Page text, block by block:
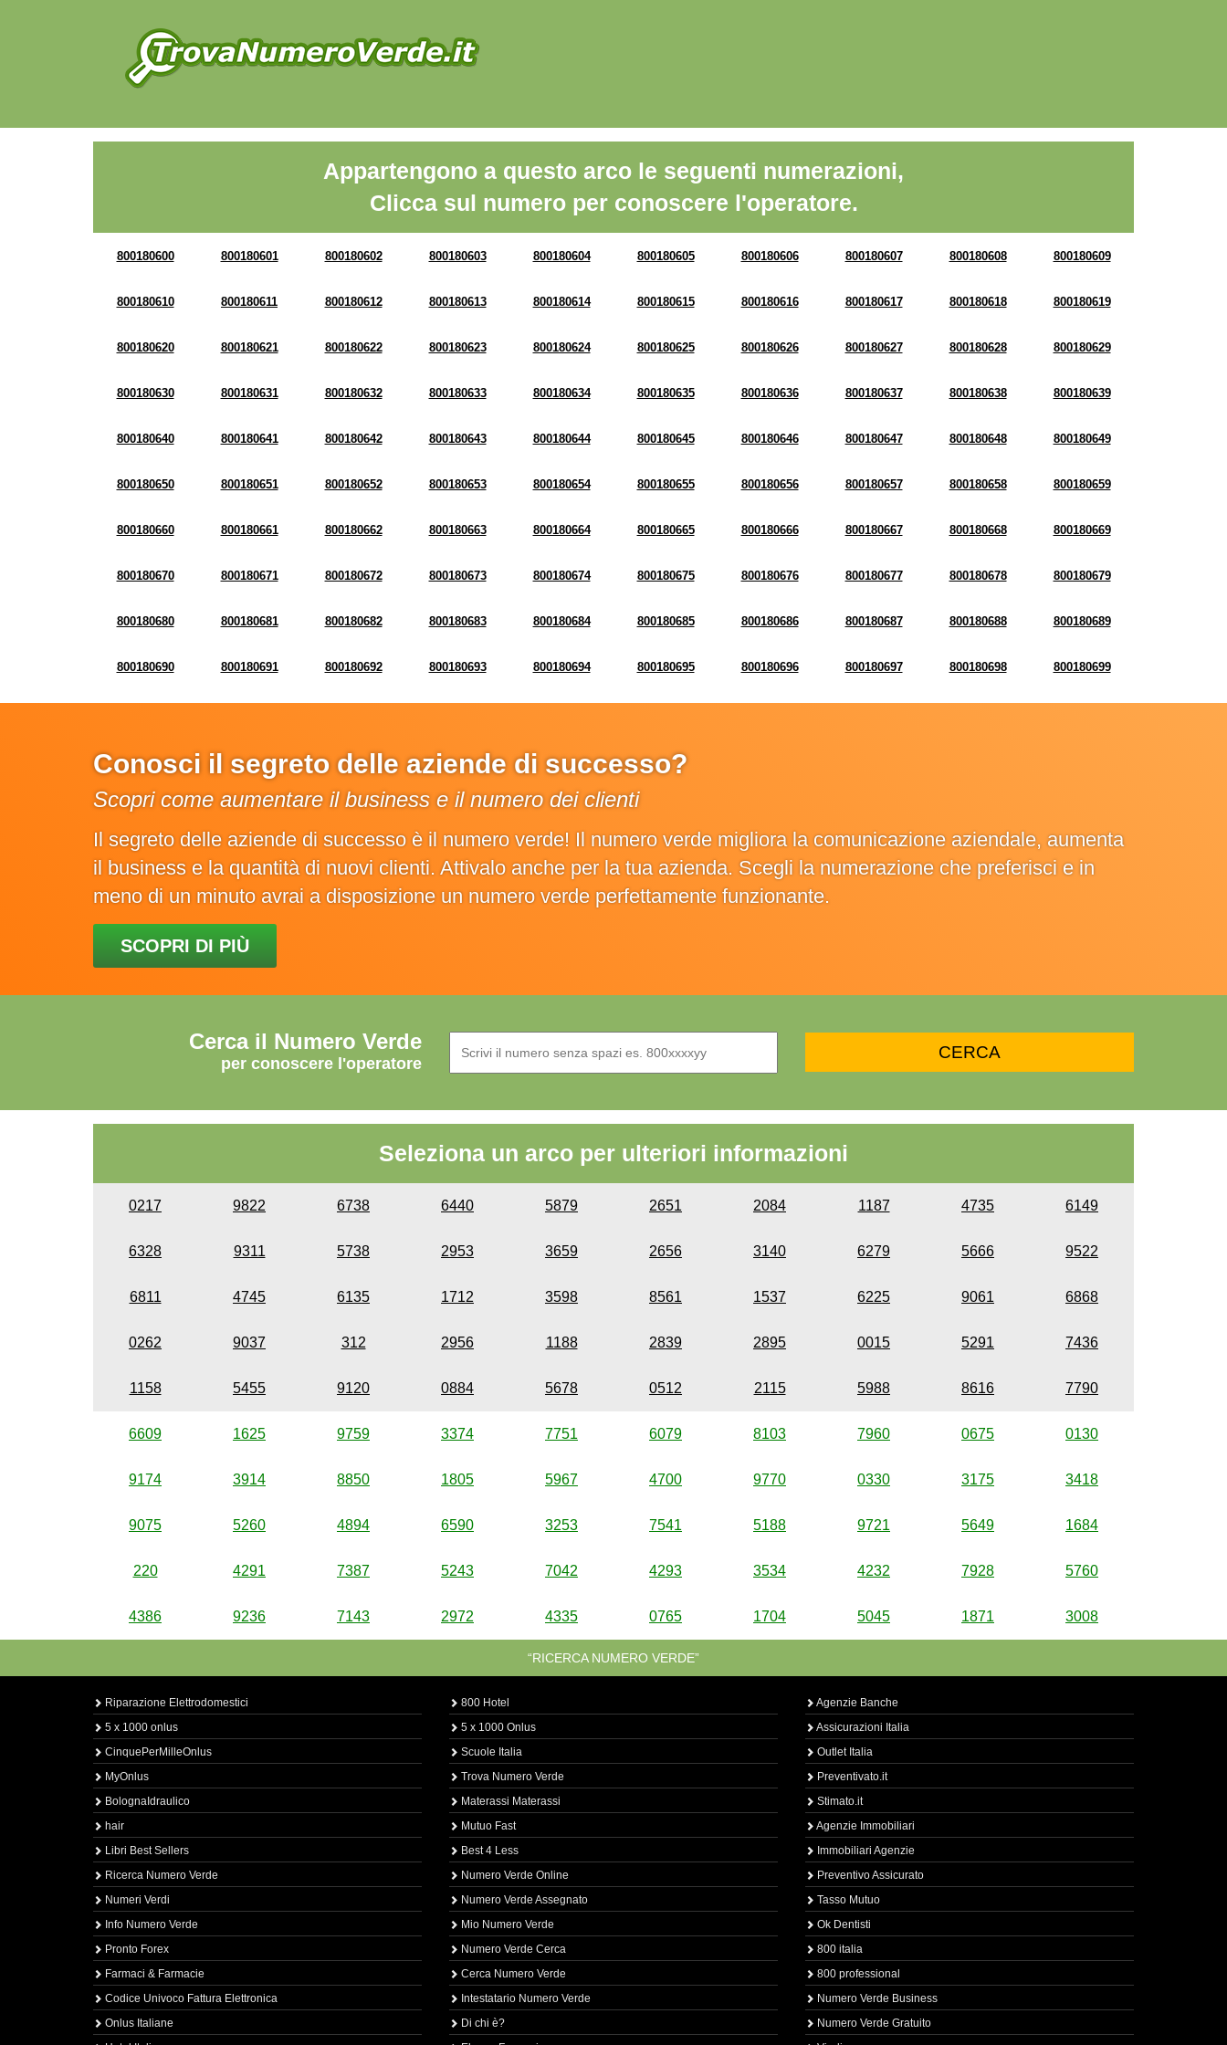
Appartengono a questo arco le seguenti numerazioni,
Clicca sul numero per conoscere l'operatore.
800180600 800180601 800180602 800180603 800180604 800180605 800180606 800180607 800180608 800180609
800180610 800180611 800180612 800180613 800180614 800180615 800180616 800180617 800180618 800180619
800180620 800180621 800180622 800180623 800180624 800180625 800180626 800180627 800180628 800180629
800180630 800180631 800180632 800180633 800180634 800180635 800180636 800180637 800180638 800180639
800180640 800180641 800180642 800180643 800180644 800180645 800180646 800180647 800180648 800180649
800180650 800180651 800180652 800180653 800180654 800180655 800180656 800180657 800180658 800180659
800180660 800180661 800180662 800180663 800180664 800180665 800180666 800180667 800180668 800180669
800180670 800180671 800180672 800180673 800180674 800180675 800180676 800180677 800180678 800180679
800180680 800180681 800180682 800180683 800180684 800180685 800180686 800180687 800180688 800180689
800180690 800180691 800180692 800180693 800180694 800180695 800180696 800180697 800180698 800180699
Conosci il segreto delle aziende di successo?
Scopri come aumentare il business e il numero dei clienti
Il segreto delle aziende di successo è il numero verde! Il numero verde migliora la comunicazione aziendale, aumenta
il business e la quantità di nuovi clienti. Attivalo anche per la tua azienda. Scegli la numerazione che preferisci e in
meno di un minuto avrai a disposizione un numero verde perfettamente funzionante.
SCOPRI DI PIÙ
Cerca il Numero Verde
per conoscere l'operatore
Seleziona un arco per ulteriori informazioni
0217 9822 6738 6440 5879 2651 2084 1187 4735 6149
6328 9311 5738 2953 3659 2656 3140 6279 5666 9522
6811 4745 6135 1712 3598 8561 1537 6225 9061 6868
0262 9037 312 2956 1188 2839 2895 0015 5291 7436
1158 5455 9120 0884 5678 0512 2115 5988 8616 7790
6609 1625 9759 3374 7751 6079 8103 7960 0675 0130
9174 3914 8850 1805 5967 4700 9770 0330 3175 3418
9075 5260 4894 6590 3253 7541 5188 9721 5649 1684
220 4291 7387 5243 7042 4293 3534 4232 7928 5760
4386 9236 7143 2972 4335 0765 1704 5045 1871 3008
“RICERCA NUMERO VERDE”
Riparazione Elettrodomestici
5 x 1000 onlus
CinquePerMilleOnlus
MyOnlus
BolognaIdraulico
hair
Libri Best Sellers
Ricerca Numero Verde
Numeri Verdi
Info Numero Verde
Pronto Forex
Farmaci & Farmacie
Codice Univoco Fattura Elettronica
Onlus Italiane
800 Hotel
5 x 1000 Onlus
Scuole Italia
Trova Numero Verde
Materassi Materassi
Mutuo Fast
Best 4 Less
Numero Verde Online
Numero Verde Assegnato
Mio Numero Verde
Numero Verde Cerca
Cerca Numero Verde
Intestatario Numero Verde
Di chi è?
Agenzie Banche
Assicurazioni Italia
Outlet Italia
Preventivato.it
Stimato.it
Agenzie Immobiliari
Immobiliari Agenzie
Preventivo Assicurato
Tasso Mutuo
Ok Dentisti
800 italia
800 professional
Numero Verde Business
Numero Verde Gratuito